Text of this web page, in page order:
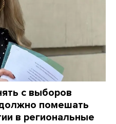
с выборов
помешать
в региональные